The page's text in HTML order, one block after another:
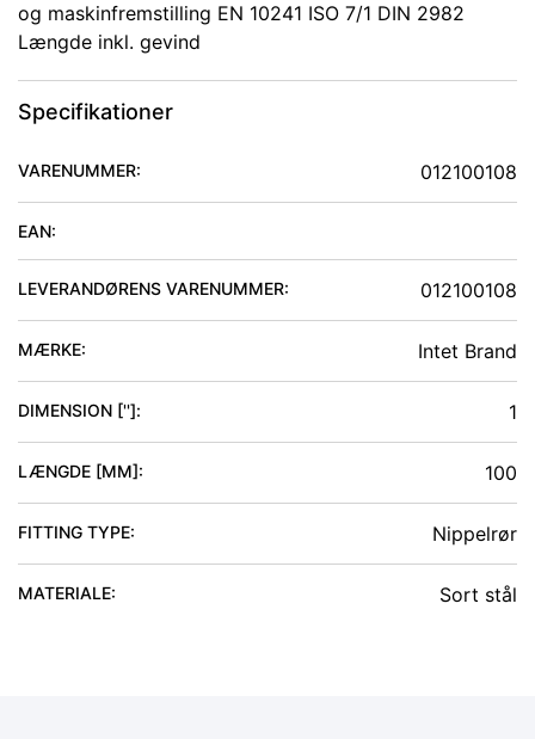
og maskinfremstilling EN 10241 ISO 7/1 DIN 2982
Længde inkl. gevind
Specifikationer
VARENUMMER: 012100108
EAN:
LEVERANDØRENS VARENUMMER: 012100108
MÆRKE: Intet Brand
DIMENSION ['']: 1
LÆNGDE [MM]: 100
FITTING TYPE: Nippelrør
MATERIALE: Sort stål